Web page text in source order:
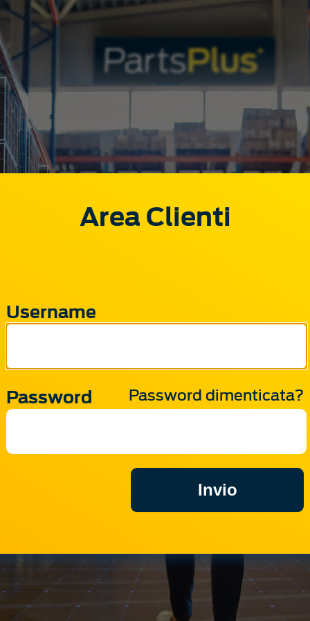
Area Clienti
Username
Password Password dimenticata?